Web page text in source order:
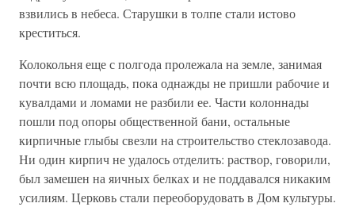
взвились в небеса. Старушки в толпе стали истово
креститься.
Колокольня еще с полгода пролежала на земле, занимая
почти всю площадь, пока однажды не пришли рабочие и
кувалдами и ломами не разбили ее. Части колоннады
пошли под опоры общественной бани, остальные
кирпичные глыбы свезли на строительство стеклозавода.
Ни один кирпич не удалось отделить: раствор, говорили,
был замешен на яичных белках и не поддавался никаким
усилиям. Церковь стали переоборудовать в Дом культуры.